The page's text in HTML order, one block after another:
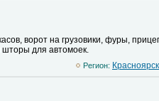
ворот на грузовики, фуры,
для автомоек.
Регион: